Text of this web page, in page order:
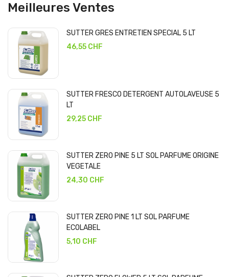
Meilleures Ventes
SUTTER GRES ENTRETIEN SPECIAL 5 LT
46,55 CHF
SUTTER FRESCO DETERGENT AUTOLAVEUSE 5
LT
29,25 CHF
SUTTER ZERO PINE 5 LT SOL PARFUME ORIGINE
VEGETALE
24,30 CHF
SUTTER ZERO PINE 1 LT SOL PARFUME
ECOLABEL
5,10 CHF